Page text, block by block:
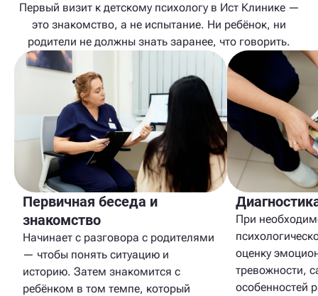
Первый визит к детскому психологу в Ист Клинике —
это знакомство, а не испытание. Ни ребёнок, ни
родители не должны знать заранее, что говорить.
Первичная беседа и
знакомство
Начинает с разговора с родителями
— чтобы понять ситуацию и
историю. Затем знакомится с
ребёнком в том темпе, который
При
оценку
тревожности,
особенностей